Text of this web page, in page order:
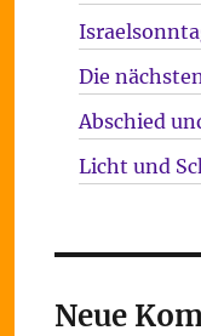
Die
Abschied
Licht und
Neue